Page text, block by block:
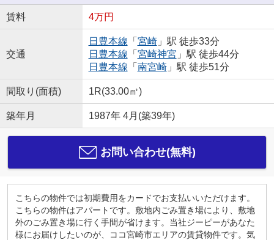
賃料 4万円
交通
日豊本線 「 宮崎」駅 徒歩33分
日豊本線 「 宮崎神宮 」駅 徒歩44分
日豊本線 「 南宮崎」駅 徒歩51分
間取り(面積) 1R(33.00㎡)
築年月 1987年 4月(築39年)
お問い合わせ(無料)
こちらの物件では初期費用をカードでお支払いいただけます。
こちらの物件はアパートです。敷地内ごみ置き場により、敷地
外のごみ置き場に行く手間が省けます。当社ジーピーがあなた
様にお届けしたいのが、ココ宮崎市エリアの賃貸物件です。気